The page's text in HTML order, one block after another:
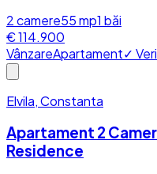
2camere55mp1 băi
€ 114.900
VânzareApartament✓
Elvila, Constanta
Apartament 2
Residence